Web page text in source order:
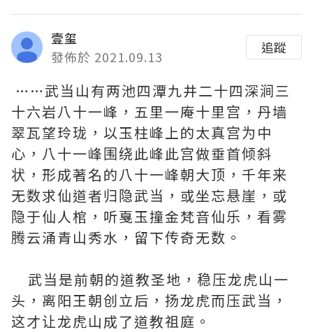
壹玺
發佈於 2021.09.13
追蹤
……武当山有两池四潭九井二十四深涧三
十六岩八十一峰，五里一庵十里宫，丹墙
翠瓦望玲珑，以玉柱峰上的太真宫为中
心，八十一峰围绕此峰此宫做垂首倾斜
状，形成著名的八十一峰朝大顶，千年来
无数求仙道者归隐武当，或坐忘悬崖，或
隐于仙人棺，听戛玉撞金梵音仙乐，看雾
腾云涌青山秀水，留下传奇无数。
武当是前朝的道教圣地，稳压龙虎山一
头，离阳王朝创立后，扬龙虎而压武当，
这才让龙虎山成了道教祖庭。